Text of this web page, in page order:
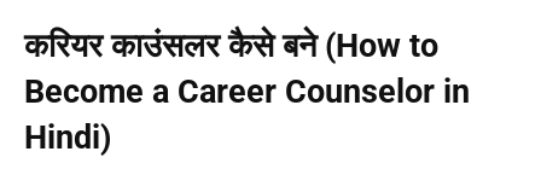
करियर काउंसलर कैसे बने (How to
Become a Career Counselor in
Hindi)